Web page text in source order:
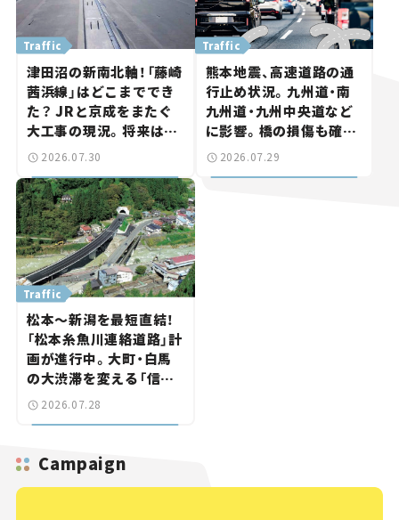
Traffic
津田沼の新南北軸！「藤崎
茜浜線」はどこまででき
た？ JRと京成をまたぐ
大工事の現況。将来は
「習志野～鎌ケ谷」を最短
計画】
2026.07.30
Traffic
熊本地震、高速道路の通
行止め状況。九州道・南
九州道・九州中央道など
に影響。橋の損傷も確認
【道路のニュース】
2026.07.29
Traffic
松本～新潟を最短直結！
「松本糸魚川連絡道路」計
画が進行中。大町・白馬
の大渋滞を変える「信号
ゼロ」バイパスも事業化
2026.07.28
Campaign